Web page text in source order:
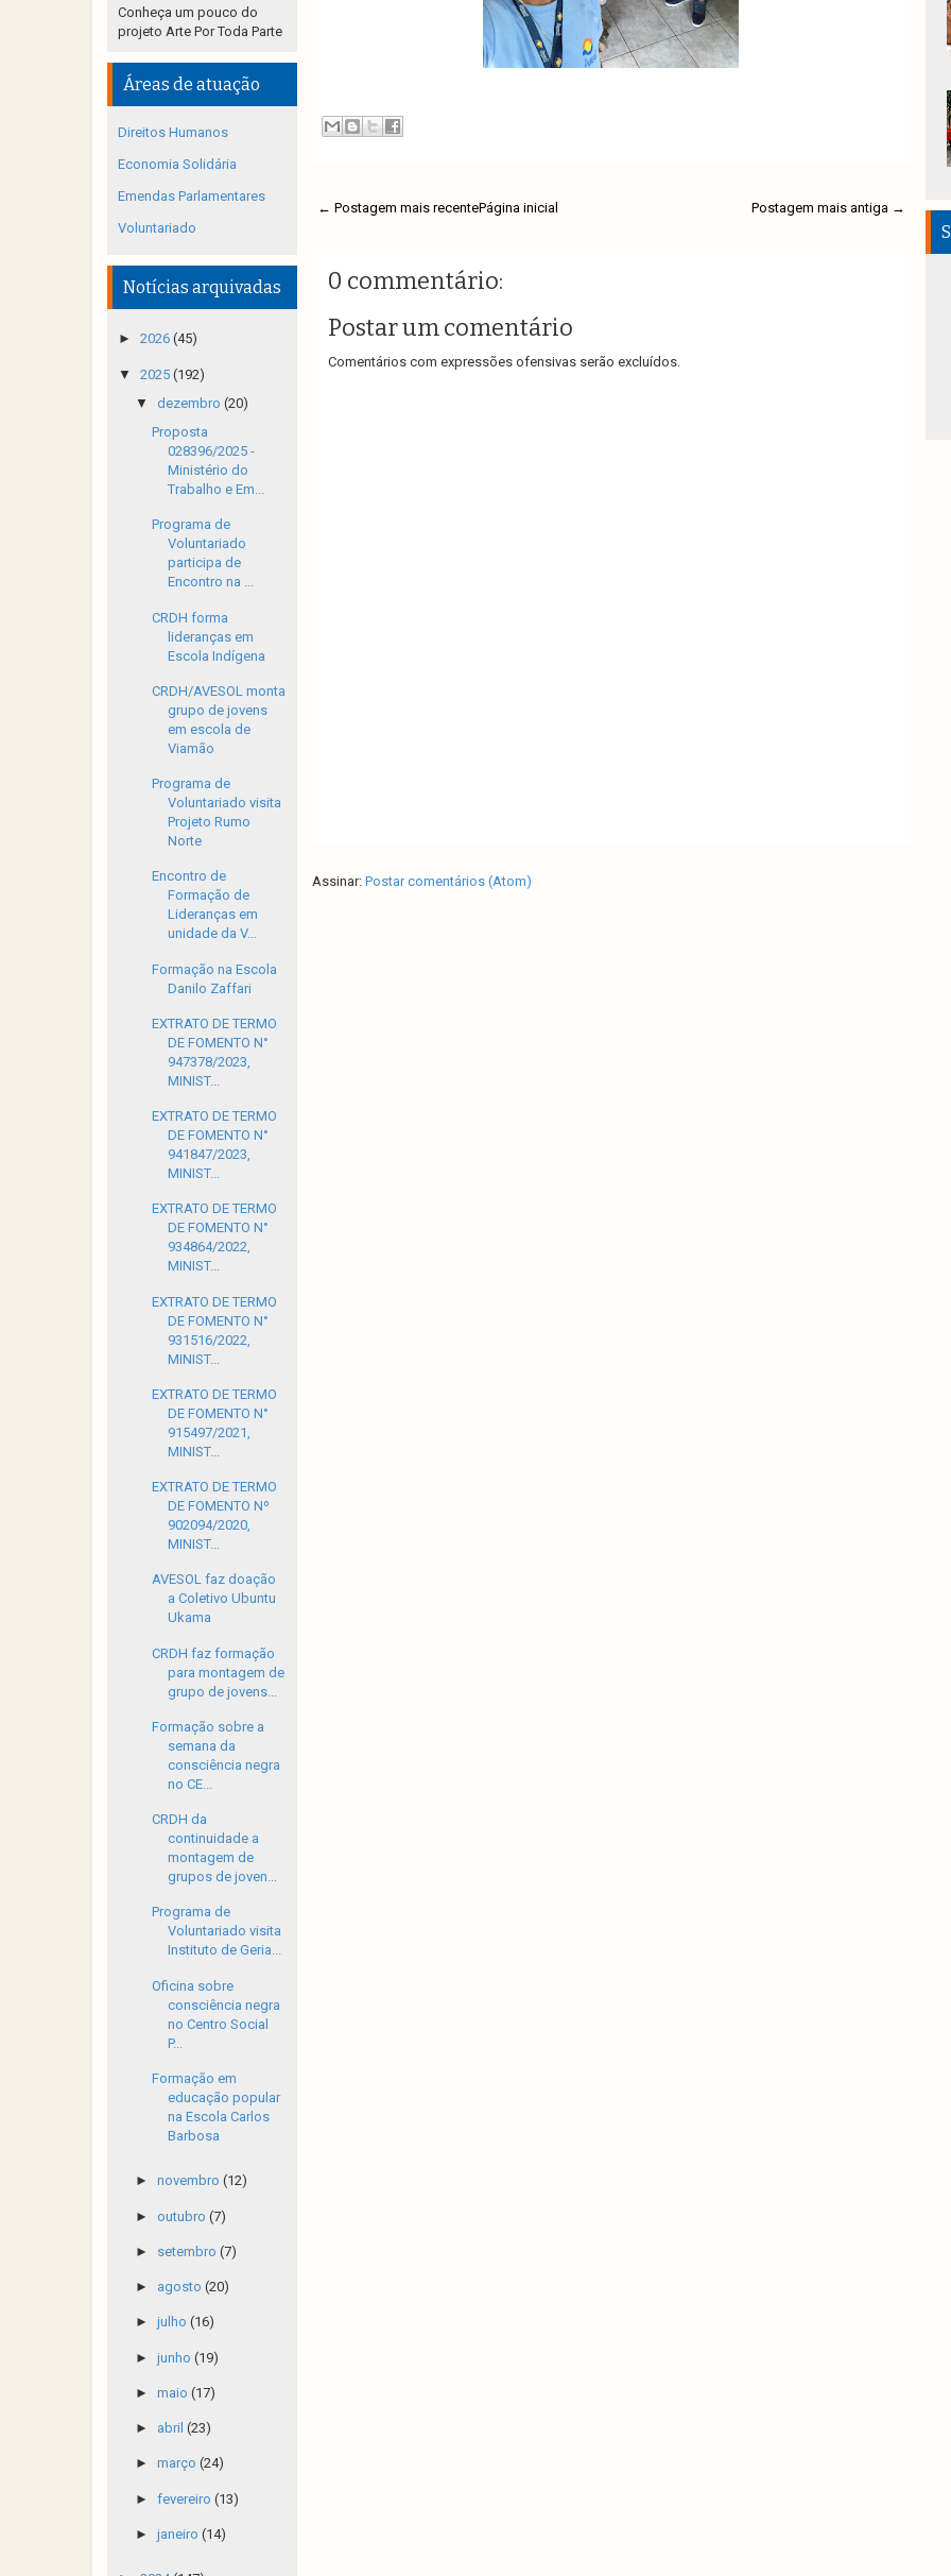
← Postagem mais recente Postagem mais antiga →
Página inicial
0 commentário:
Postar um comentário
Comentários com expressões ofensivas serão excluídos.
Assinar: Postar comentários (Atom)
Conheça um pouco do
projeto Arte Por Toda Parte
Áreas de atuação
Direitos Humanos
Economia Solidária
Emendas Parlamentares
Voluntariado
Notícias arquivadas
► 2026 (45)
▼ 2025 (192)
▼ dezembro (20)
Proposta
028396/2025 -
Ministério do
Trabalho e Em...
Programa de
Voluntariado
participa de
Encontro na ...
CRDH forma
lideranças em
Escola Indígena
CRDH/AVESOL monta
grupo de jovens
em escola de
Viamão
Programa de
Voluntariado visita
Projeto Rumo
Norte
Encontro de
Formação de
Lideranças em
unidade da V...
Formação na Escola
Danilo Zaffari
EXTRATO DE TERMO
DE FOMENTO N°
947378/2023,
MINIST...
EXTRATO DE TERMO
DE FOMENTO N°
941847/2023,
MINIST...
EXTRATO DE TERMO
DE FOMENTO N°
934864/2022,
MINIST...
EXTRATO DE TERMO
DE FOMENTO N°
931516/2022,
MINIST...
EXTRATO DE TERMO
DE FOMENTO N°
915497/2021,
MINIST...
EXTRATO DE TERMO
DE FOMENTO Nº
902094/2020,
MINIST...
AVESOL faz doação
a Coletivo Ubuntu
Ukama
CRDH faz formação
para montagem de
grupo de jovens...
Formação sobre a
semana da
consciência negra
no CE...
CRDH da
continuidade a
montagem de
grupos de joven...
Programa de
Voluntariado visita
Instituto de Geria...
Oficina sobre
consciência negra
no Centro Social
P...
Formação em
educação popular
na Escola Carlos
Barbosa
► novembro (12)
► outubro (7)
► setembro (7)
► agosto (20)
► julho (16)
► junho (19)
► maio (17)
► abril (23)
► março (24)
► fevereiro (13)
► janeiro (14)